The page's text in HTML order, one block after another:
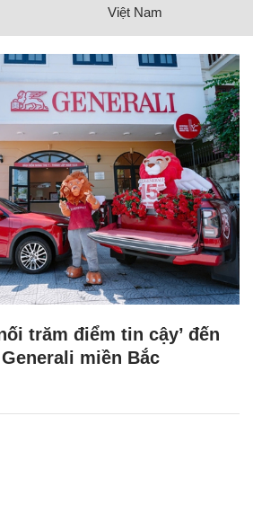
Việt Nam
trăm điểm tin cậy’ đến
miền Bắc